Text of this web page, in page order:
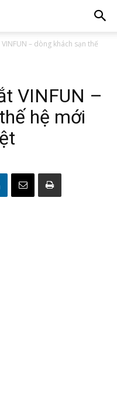
VINFUN – dòng khách sạn thế
VINFUN –
hệ mới